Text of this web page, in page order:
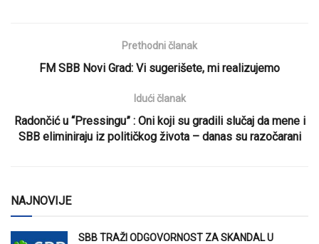
Prethodni članak
FM SBB Novi Grad: Vi sugerišete, mi realizujemo
Idući članak
Radončić u “Pressingu” : Oni koji su gradili slučaj da mene i
SBB eliminiraju iz političkog života – danas su razočarani
NAJNOVIJE
SBB TRAŽI ODGOVORNOST ZA SKANDAL U